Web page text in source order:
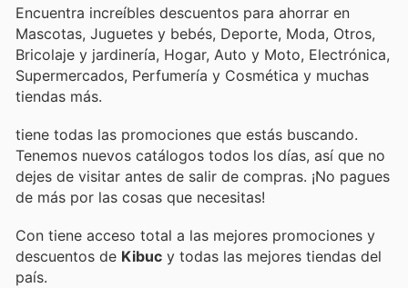
Encuentra increíbles descuentos para ahorrar en
Mascotas, Juguetes y bebés, Deporte, Moda, Otros,
Bricolaje y jardinería, Hogar, Auto y Moto, Electrónica,
Supermercados, Perfumería y Cosmética y muchas
tiendas más.
tiene todas las promociones que estás buscando.
Tenemos nuevos catálogos todos los días, así que no
dejes de visitar antes de salir de compras. ¡No pagues
de más por las cosas que necesitas!
Con tiene acceso total a las mejores promociones y
descuentos de Kibuc y todas las mejores tiendas del
país.